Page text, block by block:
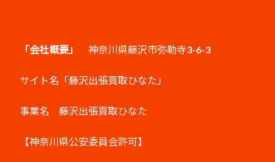
「会社概要」 神奈川県藤沢市弥勒寺3-6-3
サイト名「藤沢出張買取ひなた」
事業名 藤沢出張買取ひなた
【神奈川県公安委員会許可】